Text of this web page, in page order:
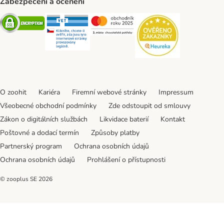
Security Security Security
O zoohit Kariéra Firemní webové stránky
Impressum
Všeobecné obchodní podmínky
Zde odstoupit od smlouvy
Zákon o digitálních službách
Likvidace baterií
Kontakt
Poštovné a dodací termín
Způsoby platby
Partnerský program
Ochrana osobních údajů
Ochrana osobních údajů
Prohlášení o přístupnosti
© zooplus SE 2026